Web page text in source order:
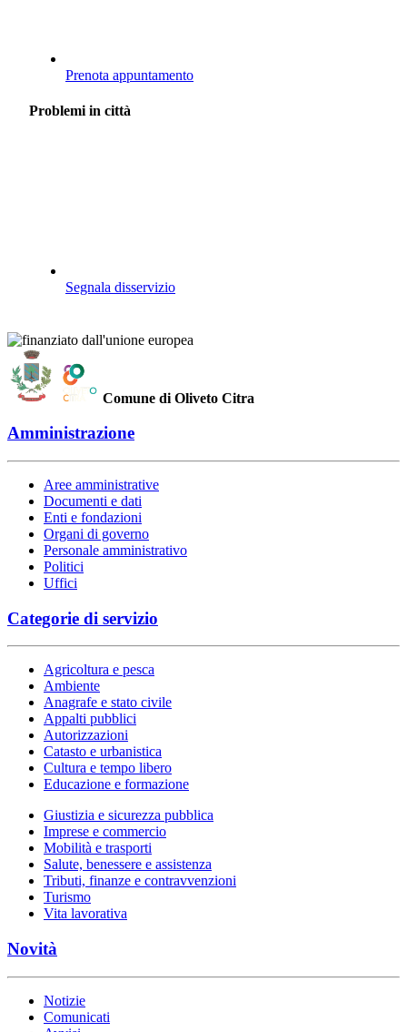
Prenota appuntamento
Problemi in città
Segnala disservizio
Comune di Oliveto Citra
Amministrazione
Aree amministrative
Documenti e dati
Enti e fondazioni
Organi di governo
Personale amministrativo
Politici
Uffici
Categorie di servizio
Agricoltura e pesca
Ambiente
Anagrafe e stato civile
Appalti pubblici
Autorizzazioni
Catasto e urbanistica
Cultura e tempo libero
Educazione e formazione
Giustizia e sicurezza pubblica
Imprese e commercio
Mobilità e trasporti
Salute, benessere e assistenza
Tributi, finanze e contravvenzioni
Turismo
Vita lavorativa
Novità
Notizie
Comunicati